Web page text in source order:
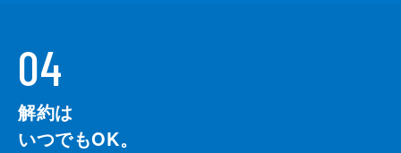
04
解約は
いつでもOK。